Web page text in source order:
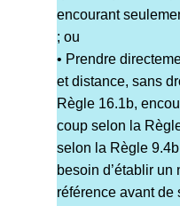
encourant
; ou
• Prendre
et distance, sans
Règle 16.1b,
coup selon la
selon la Règle
besoin d’établir
référence avant de